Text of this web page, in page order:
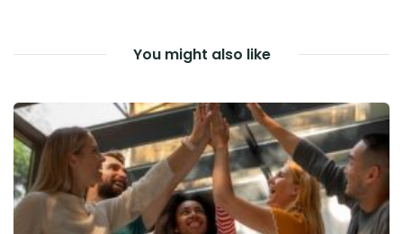
You might also like